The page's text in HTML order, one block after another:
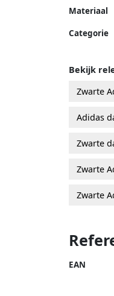
Materiaal
Categorie
Bekijk
Zwarte
Adidas
Zwarte
Zwarte
Zwarte
EAN